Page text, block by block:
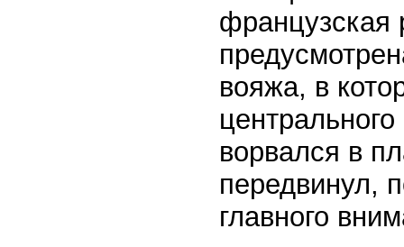
вояжа, в
ворвался в
передвинул,
главного